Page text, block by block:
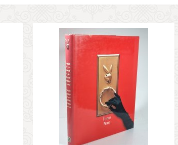
MAXIMÁLNÍ CENA